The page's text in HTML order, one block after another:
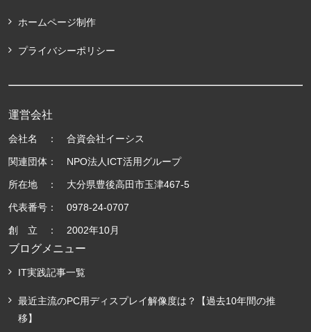
ホームページ制作
プライバシーポリシー
運営会社
会社名 ： 合資会社イーシス
関連団体： NPO法人ICT活用グループ
所在地 ： 大分県豊後高田市玉津467-5
代表番号： 0978-24-0707
創 立 ： 2002年10月
ブログメニュー
IT実践記事一覧
最近主流のPC用ディスプレイ解像度は？【過去10年間の推
移】